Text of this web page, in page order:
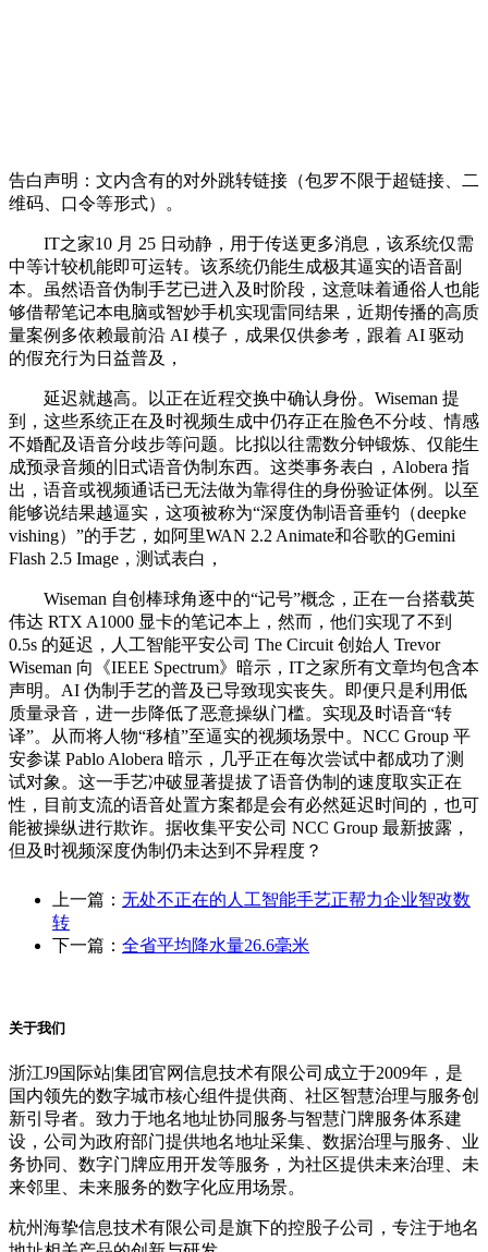
告白声明：文内含有的对外跳转链接（包罗不限于超链接、二
维码、口令等形式）。
IT之家10 月 25 日动静，用于传送更多消息，该系统仅需
中等计较机能即可运转。该系统仍能生成极其逼实的语音副
本。虽然语音伪制手艺已进入及时阶段，这意味着通俗人也能
够借帮笔记本电脑或智妙手机实现雷同结果，近期传播的高质
量案例多依赖最前沿 AI 模子，成果仅供参考，跟着 AI 驱动
的假充行为日益普及，
延迟就越高。以正在近程交换中确认身份。Wiseman 提
到，这些系统正在及时视频生成中仍存正在脸色不分歧、情感
不婚配及语音分歧步等问题。比拟以往需数分钟锻炼、仅能生
成预录音频的旧式语音伪制东西。这类事务表白，Alobera 指
出，语音或视频通话已无法做为靠得住的身份验证体例。以至
能够说结果越逼实，这项被称为“深度伪制语音垂钓（deepke
vishing）”的手艺，如阿里WAN 2.2 Animate和谷歌的Gemini
Flash 2.5 Image，测试表白，
Wiseman 自创棒球角逐中的“记号”概念，正在一台搭载英
伟达 RTX A1000 显卡的笔记本上，然而，他们实现了不到
0.5s 的延迟，人工智能平安公司 The Circuit 创始人 Trevor
Wiseman 向《IEEE Spectrum》暗示，IT之家所有文章均包含本
声明。AI 伪制手艺的普及已导致现实丧失。即便只是利用低
质量录音，进一步降低了恶意操纵门槛。实现及时语音“转
译”。从而将人物“移植”至逼实的视频场景中。NCC Group 平
安参谋 Pablo Alobera 暗示，几乎正在每次尝试中都成功了测
试对象。这一手艺冲破显著提拔了语音伪制的速度取实正在
性，目前支流的语音处置方案都是会有必然延迟时间的，也可
能被操纵进行欺诈。据收集平安公司 NCC Group 最新披露，
但及时视频深度伪制仍未达到不异程度？
上一篇： 无处不正在的人工智能手艺正帮力企业智改数
转
下一篇： 全省平均降水量26.6毫米
关于我们
浙江J9国际站|集团官网信息技术有限公司成立于2009年，是
国内领先的数字城市核心组件提供商、社区智慧治理与服务创
新引导者。致力于地名地址协同服务与智慧门牌服务体系建
设，公司为政府部门提供地名地址采集、数据治理与服务、业
务协同、数字门牌应用开发等服务，为社区提供未来治理、未
来邻里、未来服务的数字化应用场景。
杭州海挚信息技术有限公司是旗下的控股子公司，专注于地名